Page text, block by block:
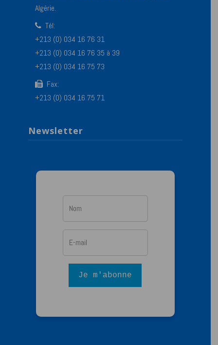
Algérie.
Tél:
+213 (0) 034 16 76 31
+213 (0) 034 16 76 35 à 39
+213 (0) 034 16 75 73
Fax:
+213 (0) 034 16 75 71
Newsletter
Je m'abonne